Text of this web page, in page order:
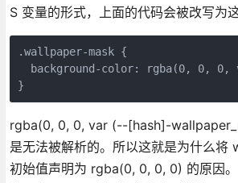
S 变量的形式，上面的代码会被改写为这
.wallpaper-mask {
background-color: rgba(0, 0, 0,
rgba(0, 0, 0, var (--[hash]-
是无法被解析的。所以这就是为什么将
初始值声明为 rgba(0, 0, 0, 0) 的原因